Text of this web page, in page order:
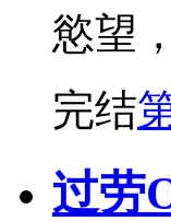
慾望
完结
过劳